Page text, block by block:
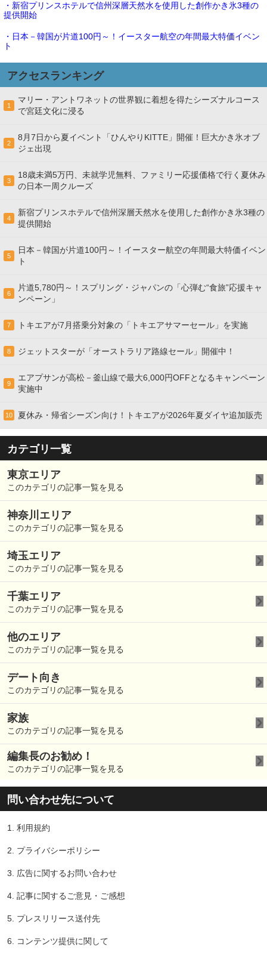
・新宿プリンスホテルで信州深層天然水を使用した創作かき氷3種の
提供開始
・日本－韓国が片道100円～！イースター航空の年間最大特価イベン
ト
アクセスランキング
1
マリー・アントワネットの世界観に着想を得たシーズナルコース
で宮廷文化に浸る
2
8月7日から夏イベント「ひんやりKITTE」開催！巨大かき氷オブ
ジェ出現
3
18歳未満5万円、未就学児無料、ファミリー応援価格で行く夏休み
の日本一周クルーズ
4
新宿プリンスホテルで信州深層天然水を使用した創作かき氷3種の
提供開始
5
日本－韓国が片道100円～！イースター航空の年間最大特価イベン
ト
6
片道5,780円～！スプリング・ジャパンの「心弾む“食旅”応援キャ
ンペーン」
7 トキエアが7月搭乗分対象の「トキエアサマーセール」を実施
8 ジェットスターが「オーストラリア路線セール」開催中！
9
エアプサンが高松－釜山線で最大6,000円OFFとなるキャンペーン
実施中
10 夏休み・帰省シーズン向け！トキエアが2026年夏ダイヤ追加販売
カテゴリ一覧
東京エリア
このカテゴリの記事一覧を見る
神奈川エリア
このカテゴリの記事一覧を見る
埼玉エリア
このカテゴリの記事一覧を見る
千葉エリア
このカテゴリの記事一覧を見る
他のエリア
このカテゴリの記事一覧を見る
デート向き
このカテゴリの記事一覧を見る
家族
このカテゴリの記事一覧を見る
編集長のお勧め！
このカテゴリの記事一覧を見る
問い合わせ先について
1. 利用規約
2. プライバシーポリシー
3. 広告に関するお問い合わせ
4. 記事に関するご意見・ご感想
5. プレスリリース送付先
6. コンテンツ提供に関して